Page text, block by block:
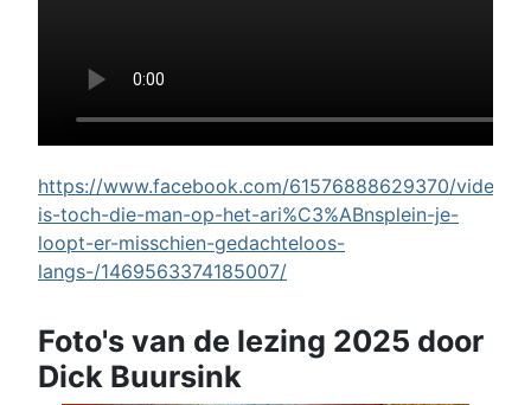
https://www.facebook.com/61576888629370/videos/
is-toch-die-man-op-het-ari%C3%ABnsplein-je-
loopt-er-misschien-gedachteloos-
langs-/1469563374185007/
Foto's van de lezing 2025 door
Dick Buursink